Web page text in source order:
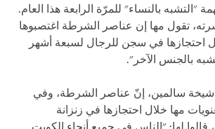
"التشبه بالنساء" للمرّة الرابعة هذا العام.
تقول مها إن عناصر الشرطة اغتصبوها
احتجازها في سجن للرجال لسبعة أشهر
شيخة سالمين، إنّ عناصر الشرطة، وفي
مها خلال احتجازها في زنزانة